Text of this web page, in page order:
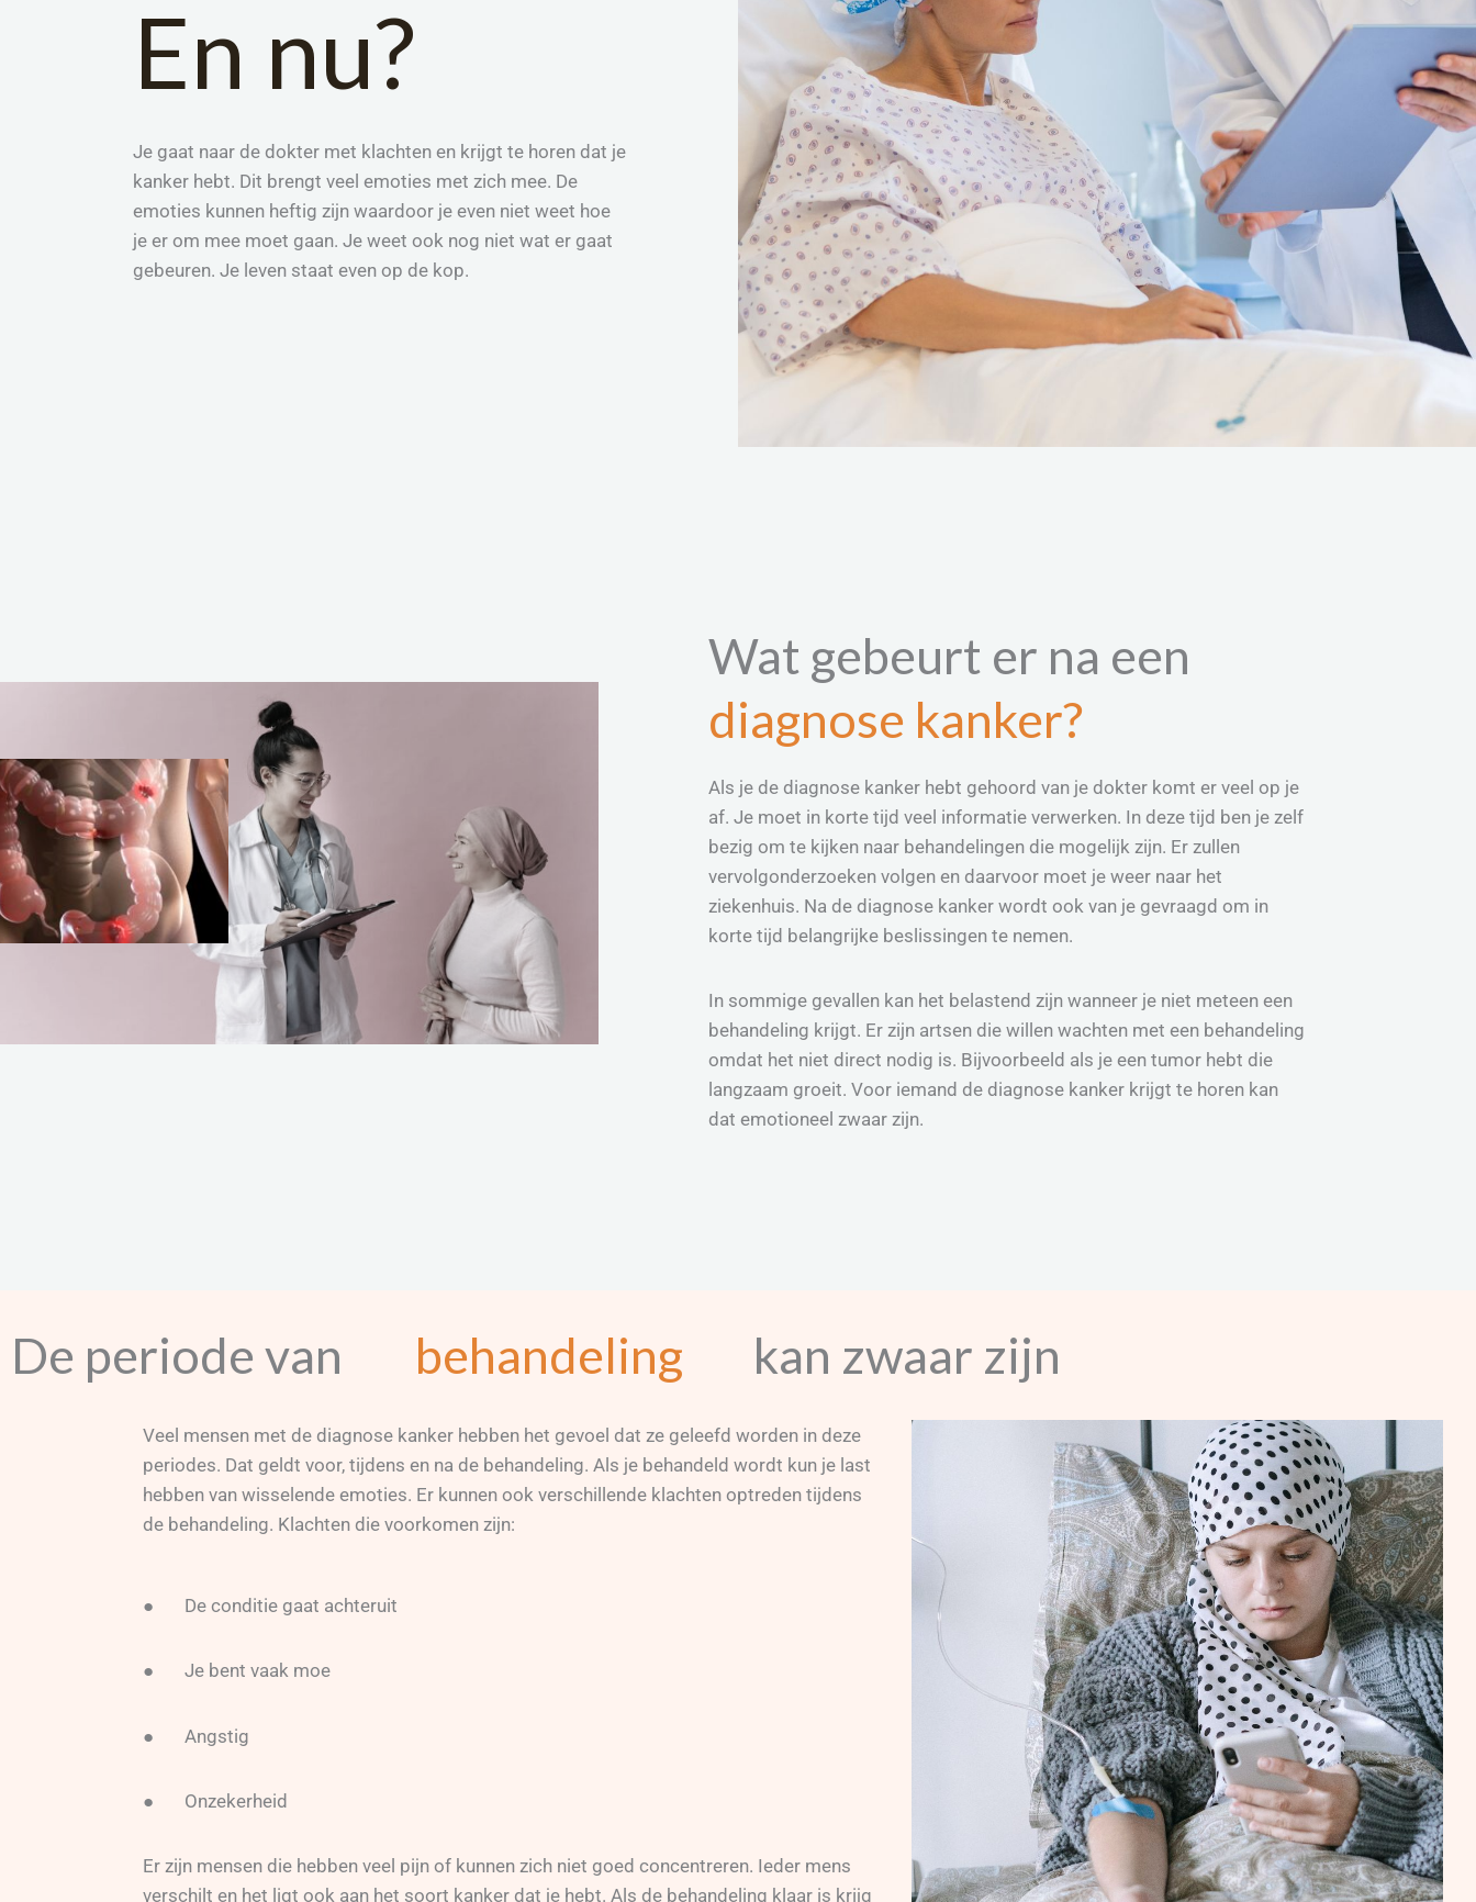
En nu?
Je gaat naar de dokter met klachten en krijgt te horen dat je
kanker hebt. Dit brengt veel emoties met zich mee. De
emoties kunnen heftig zijn waardoor je even niet weet hoe
je er om mee moet gaan. Je weet ook nog niet wat er gaat
gebeuren. Je leven staat even op de kop.
Wat gebeurt er na een
diagnose kanker?
Als je de diagnose kanker hebt gehoord van je dokter komt er veel op je
af. Je moet in korte tijd veel informatie verwerken. In deze tijd ben je zelf
bezig om te kijken naar behandelingen die mogelijk zijn. Er zullen
vervolgonderzoeken volgen en daarvoor moet je weer naar het
ziekenhuis. Na de diagnose kanker wordt ook van je gevraagd om in
korte tijd belangrijke beslissingen te nemen.
In sommige gevallen kan het belastend zijn wanneer je niet meteen een
behandeling krijgt. Er zijn artsen die willen wachten met een behandeling
omdat het niet direct nodig is. Bijvoorbeeld als je een tumor hebt die
langzaam groeit. Voor iemand de diagnose kanker krijgt te horen kan
dat emotioneel zwaar zijn.
De periode van behandeling kan zwaar zijn
Veel mensen met de diagnose kanker hebben het gevoel dat ze geleefd worden in deze
periodes. Dat geldt voor, tijdens en na de behandeling. Als je behandeld wordt kun je last
hebben van wisselende emoties. Er kunnen ook verschillende klachten optreden tijdens
de behandeling. Klachten die voorkomen zijn:
● De conditie gaat achteruit
● Je bent vaak moe
● Angstig
● Onzekerheid
Er zijn mensen die hebben veel pijn of kunnen zich niet goed concentreren. Ieder mens
verschilt en het ligt ook aan het soort kanker dat je hebt. Als de behandeling klaar is krijg